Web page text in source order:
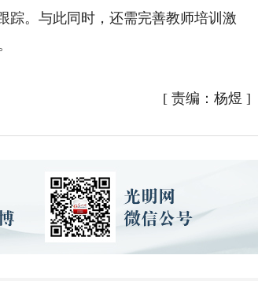
踪。与此同时，还需完善教师培训激
[ 责编：杨煜 ]